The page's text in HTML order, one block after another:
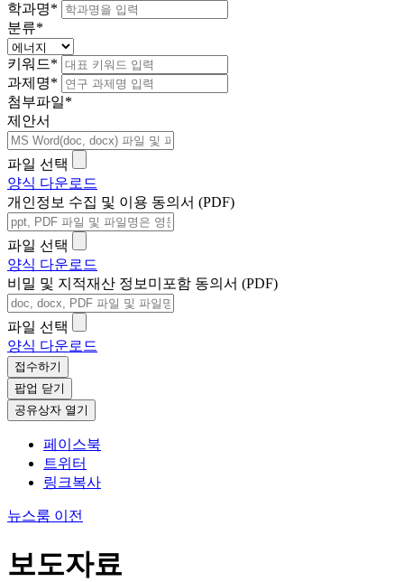
학과명*
분류*
키워드*
과제명*
첨부파일*
제안서
파일 선택
양식 다운로드
개인정보 수집 및 이용 동의서 (PDF)
파일 선택
양식 다운로드
비밀 및 지적재산 정보미포함 동의서 (PDF)
파일 선택
양식 다운로드
접수하기
팝업 닫기
공유상자 열기
페이스북
트위터
링크복사
뉴스룸 이전
보도자료